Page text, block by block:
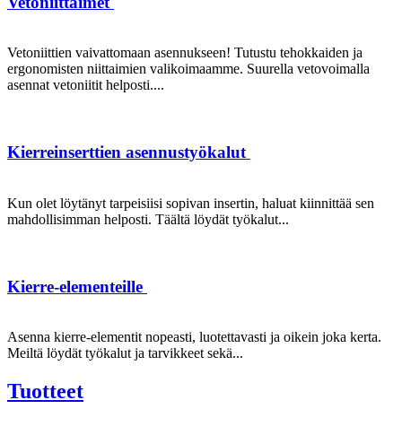
Vetoniittien vaivattomaan asennukseen! Tutustu tehokkaiden ja
ergonomisten niittaimien valikoimaamme. Suurella vetovoimalla
asennat vetoniitit helposti....
Kierreinserttien asennustyökalut
Kun olet löytänyt tarpeisiisi sopivan insertin, haluat kiinnittää sen
mahdollisimman helposti. Täältä löydät työkalut...
Kierre-elementeille
Asenna kierre-elementit nopeasti, luotettavasti ja oikein joka kerta.
Meiltä löydät työkalut ja tarvikkeet sekä...
Tuotteet